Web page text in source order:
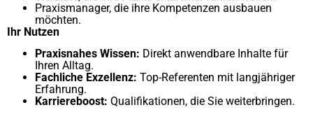
Praxismanager, die ihre Kompetenzen ausbauen
möchten.
Ihr Nutzen
Praxisnahes Wissen: Direkt anwendbare Inhalte für
Ihren Alltag.
Fachliche Exzellenz: Top-Referenten mit langjähriger
Erfahrung.
Karriereboost: Qualifikationen, die Sie weiterbringen.